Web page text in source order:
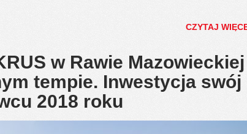
CZYTAJ
w Rawie Mazowieckiej
tempie. Inwestycja swój
2018 roku